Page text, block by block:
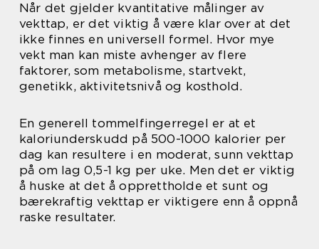
Når det gjelder kvantitative målinger av
vekttap, er det viktig å være klar over at det
ikke finnes en universell formel. Hvor mye
vekt man kan miste avhenger av flere
faktorer, som metabolisme, startvekt,
genetikk, aktivitetsnivå og kosthold.
En generell tommelfingerregel er at et
kaloriunderskudd på 500-1000 kalorier per
dag kan resultere i en moderat, sunn vekttap
på om lag 0,5-1 kg per uke. Men det er viktig
å huske at det å opprettholde et sunt og
bærekraftig vekttap er viktigere enn å oppnå
raske resultater.